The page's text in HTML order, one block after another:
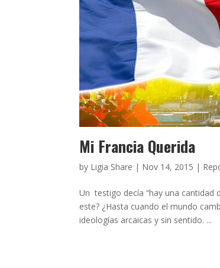
Mi Francia Querida
by Ligia Share | Nov 14, 2015 |
Un testigo decía “hay una cantidad
este? ¿Hasta cuando el mundo
ideologías arcaicas y sin sentido. ...